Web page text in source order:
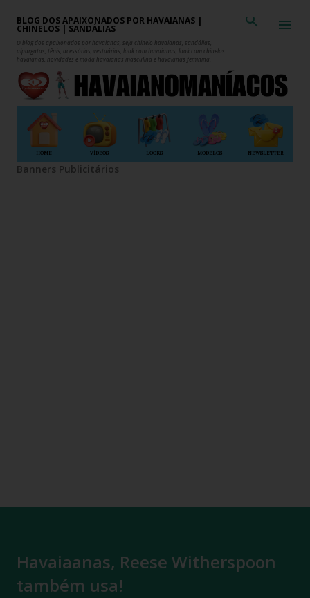
Pular para o conteúdo principal
BLOG DOS APAIXONADOS POR HAVAIANAS |
CHINELOS | SANDÁLIAS
O blog dos apaixonados por havaianas, seja chinelo havaianas, sandálias,
alpargatas, tênis, acessórios, vestuários, look com havaianas, look com chinelos
havaianas, novidades e moda havaianas masculina e havaianas feminina.
HOME VÍDEOS LOOKS MODELOS NEWSLETTER
Banners Publicitários
Havaiaanas, Reese Witherspoon
também usa!